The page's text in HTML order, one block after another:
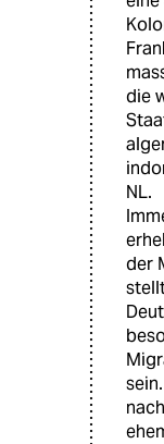
die
NL.
der